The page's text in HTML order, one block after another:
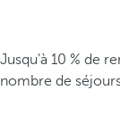
Jusqu’à 10 % de
nombre de